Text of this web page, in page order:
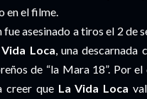
en el filme.
asesinado a tiros el 2 de
Loca , una
de “la Mara 18”. Por
creer que La Vida Loca